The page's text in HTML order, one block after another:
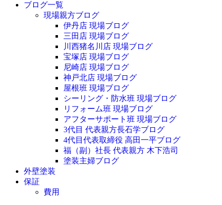
ブログ一覧
現場親方ブログ
伊丹店 現場ブログ
三田店 現場ブログ
川西猪名川店 現場ブログ
宝塚店 現場ブログ
尼崎店 現場ブログ
神戸北店 現場ブログ
屋根班 現場ブログ
シーリング・防水班 現場ブログ
リフォーム班 現場ブログ
アフターサポート班 現場ブログ
3代目 代表親方長石学ブログ
4代目代表取締役 高田一平ブログ
福（副）社長 代表親方 木下浩司
塗装主婦ブログ
外壁塗装
保証
費用